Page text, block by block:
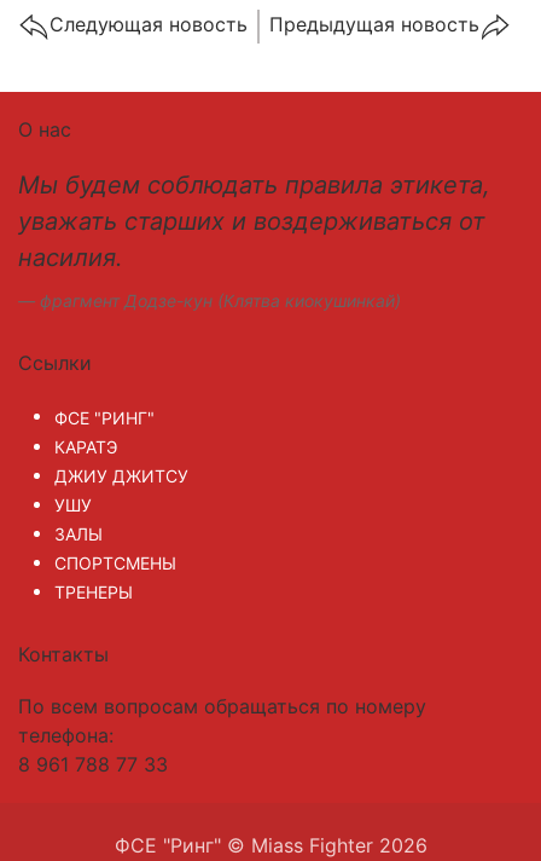
Cледующая новость Предыдущая новость
О нас
Мы будем соблюдать правила этикета,
уважать старших и воздерживаться от
насилия.
фрагмент Додзе-кун (Клятва киокушинкай)
Ссылки
ФСЕ "РИНГ"
КАРАТЭ
ДЖИУ ДЖИТСУ
УШУ
ЗАЛЫ
СПОРТСМЕНЫ
ТРЕНЕРЫ
Контакты
По всем вопросам обращаться по номеру
телефона:
8 961 788 77 33
ФСЕ "Ринг" © Miass Fighter 2026